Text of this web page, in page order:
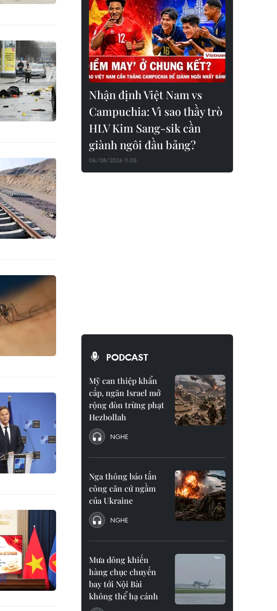
Nhận định Việt Nam vs
Campuchia: Vì sao thầy trò
HLV Kim Sang-sik cần
giành ngôi đầu bảng?
06/08/2026 11:05
PODCAST
Mỹ can thiệp khẩn
cấp, ngăn Israel mở
rộng đòn trừng phạt
Hezbollah
NGHE
Nga thông báo tấn
công căn cứ ngầm
của Ukraine
NGHE
Mưa dông khiến
hàng chục chuyến
bay tới Nội Bài
không thể hạ cánh